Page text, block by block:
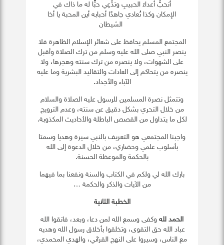
أتحبُّ أعداءَ الحبيبِ وتدَّعِي حبًّا له ما ذاك في
الإمكان وكذا تُعادي جاهدًا أحبابه أين المحبة يا أخا
المجتمع المسلم يحافظ على شعائر الإسلام الظاهرة فلا
ينصر النبي صلى الله عليه وسلم من ترك الصلاة وأقبل
على الشهوات، ولا ينصره من ترك سنته وهجرها، ولا
ينصره من يتحاكم إلى العادات والتقاليد البشرية وما عليه
الآباء والأجداد.
وتتمثل نصرة المسلمين للرسول عليه الصلاة والسلام
من خلال التحري بشكل دقيق عن سنته، وعدم الترويج
لكل ما يتداول من القصص الباطلة والأحاديث المكذوبة.
واجبنا المجتمعي هو التعريف بالنبي سيرة وهديا وسمتا
بأسلوب علمي وحضاري، من خلال الدعوة إلى الله
بالحكمة والموعظة الحسنة.
بارك الله لي ولكم في الكتاب والسنة ونفعنا بما فيهما
من الآيات والذكر والحكمة …
الخطبة الثانية
الحمد لله وكفى وسمع الله لمن دعا، وبعد، فاتقوا الله
عباد الله حق التقوى، وتخلقوا بأخلاق رسول الله وهديه
مع الناس، وسيروا على النهج القرآني، والهدي المحمدي،